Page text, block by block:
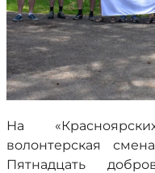
На
волонтерская
Пятнадцать